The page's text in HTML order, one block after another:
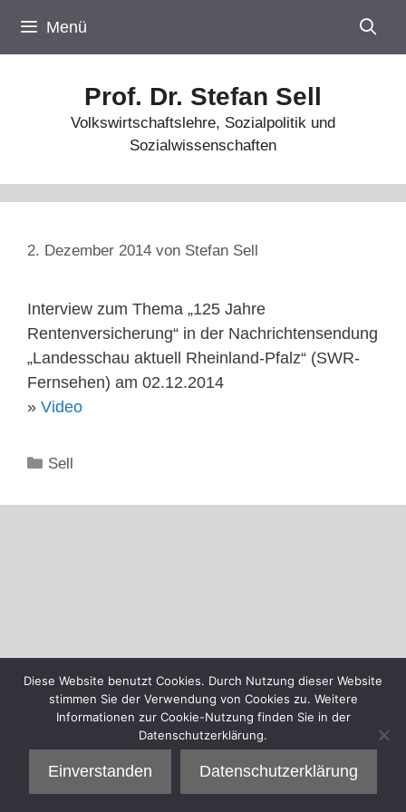
Inhalt
springen
Menü
Prof. Dr. Stefan Sell
Volkswirtschaftslehre, Sozialpolitik und
Sozialwissenschaften
2. Dezember 2014 von Stefan Sell
Interview zum Thema „125 Jahre
Rentenversicherung“ in der Nachrichtensendung
„Landesschau aktuell Rheinland-Pfalz“ (SWR-
Fernsehen) am 02.12.2014
» Video
Kategorien
Sell
Diese Website benutzt Cookies. Durch Nutzung dieser Website
stimmen Sie der Verwendung von Cookies zu. Weitere
Informationen zur Cookie-Nutzung finden Sie in der
Datenschutzerklärung.
Einverstanden Datenschutzerklärung